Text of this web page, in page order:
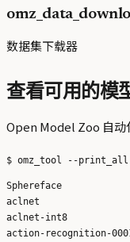
数据集下载器
查看可用的模
Open Model Zoo 自动
Sphereface
aclnet
aclnet-int8
action-recognition-